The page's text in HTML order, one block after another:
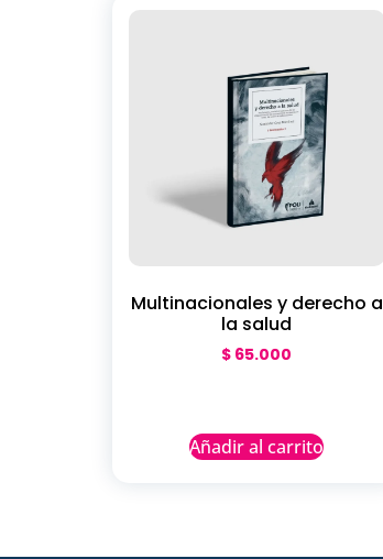
Multinacionales y derecho a
la salud
$ 65.000
Añadir al carrito